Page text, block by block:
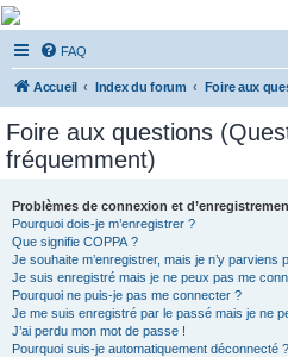
De Musicae Militari -
Forums
Forums de discussions
FAQ
Accueil Index du forum
Foire aux questions
fréquemment)
Problèmes de connexion et
Pourquoi dois-je m’enregistrer ?
Que signifie COPPA ?
Je souhaite m’enregistrer, mais je n’y parviens
Je suis enregistré mais je ne peux pas me
Pourquoi ne puis-je pas me connecter ?
Je me suis enregistré par le passé mais je ne
J’ai perdu mon mot de passe !
Pourquoi suis-je automatiquement déconnecté ?